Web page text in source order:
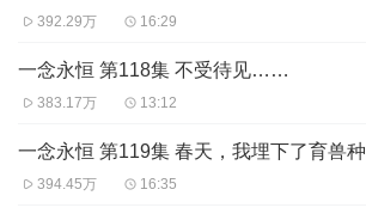
392.29万 16:29
一念永恒 第118集 不受待见……
383.17万 13:12
一念永恒 第119集 春天，我埋下了育兽种
394.45万 16:35